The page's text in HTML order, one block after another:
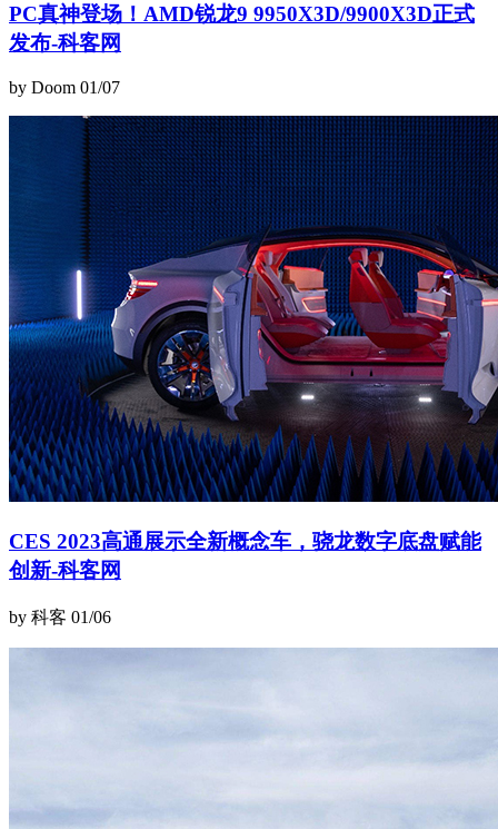
PC真神登场！AMD锐龙9 9950X3D/9900X3D正式
发布-科客网
by Doom 01/07
CES 2023高通展示全新概念车，骁龙数字底盘赋能
创新-科客网
by 科客 01/06